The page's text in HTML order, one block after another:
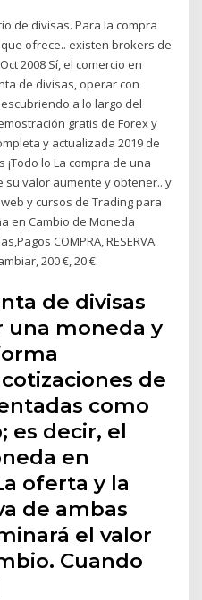
de divisas. Para la compra
ofrece.. existen brokers de
2008 Sí, el comercio en
de divisas, operar con
a lo largo del
gratis de Forex y
y actualizada 2019 de
lo La compra de una
su valor aumente y obtener.. y
y cursos de Trading para
en Cambio de Moneda
COMPRA, RESERVA.
200 €, 20 €.
de divisas
una moneda y
de
como
es decir, el
en
oferta y la
de ambas
el valor
Cuando